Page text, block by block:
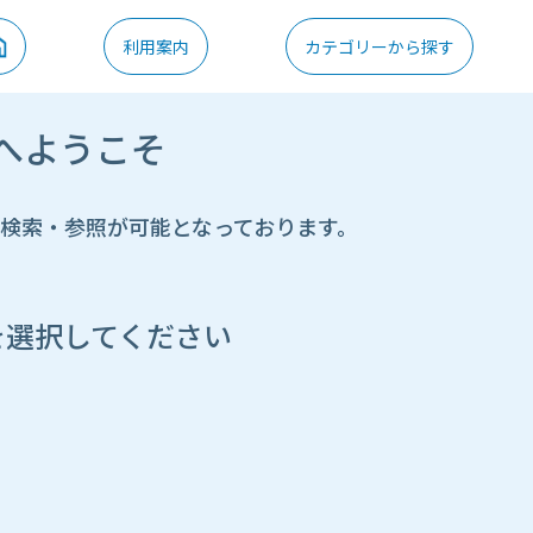
利用案内 カテゴリーから探す
ようこそ
・参照が可能となっております。
択してください